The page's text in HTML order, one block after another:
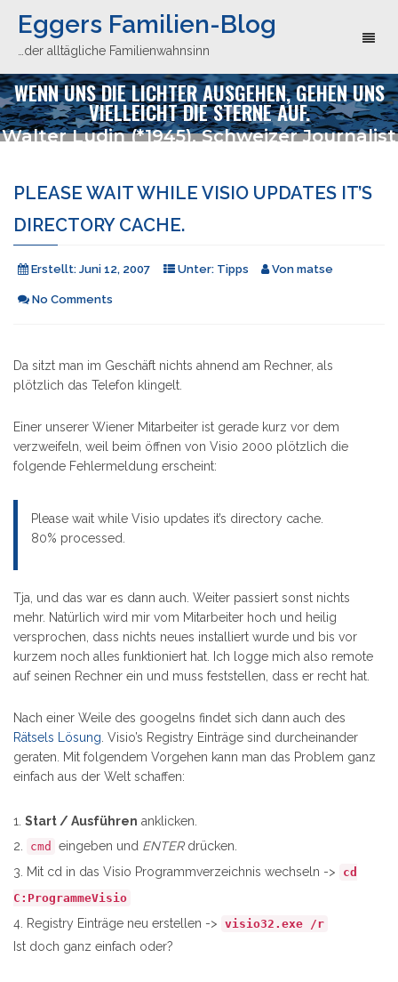
Eggers Familien-Blog
…der alltägliche Familienwahnsinn
WENN UNS DIE LICHTER AUSGEHEN, GEHEN UNS
VIELLEICHT DIE STERNE AUF.
Walter Ludin (*1945), Schweizer Journalist
PLEASE WAIT WHILE VISIO UPDATES IT’S
DIRECTORY CACHE.
Erstellt: Juni 12, 2007 Unter: Tipps Von matse
No Comments
Da sitzt man im Geschäft nichts ahnend am Rechner, als
plötzlich das Telefon klingelt.
Einer unserer Wiener Mitarbeiter ist gerade kurz vor dem
verzweifeln, weil beim öffnen von Visio 2000 plötzlich die
folgende Fehlermeldung erscheint:
Please wait while Visio updates it’s directory cache.
80% processed.
Tja, und das war es dann auch. Weiter passiert sonst nichts
mehr. Natürlich wird mir vom Mitarbeiter hoch und heilig
versprochen, dass nichts neues installiert wurde und bis vor
kurzem noch alles funktioniert hat. Ich logge mich also remote
auf seinen Rechner ein und muss feststellen, dass er recht hat.
Nach einer Weile des googelns findet sich dann auch des
Rätsels Lösung . Visio’s Registry Einträge sind durcheinander
geraten. Mit folgendem Vorgehen kann man das Problem ganz
einfach aus der Welt schaffen:
Start / Ausführen anklicken.
cmd eingeben und ENTERdrücken.
Mit cd in das Visio Programmverzeichnis wechseln ->
cd
C:ProgrammeVisio
Registry Einträge neu erstellen -> visio32.exe /r
Ist doch ganz einfach oder?